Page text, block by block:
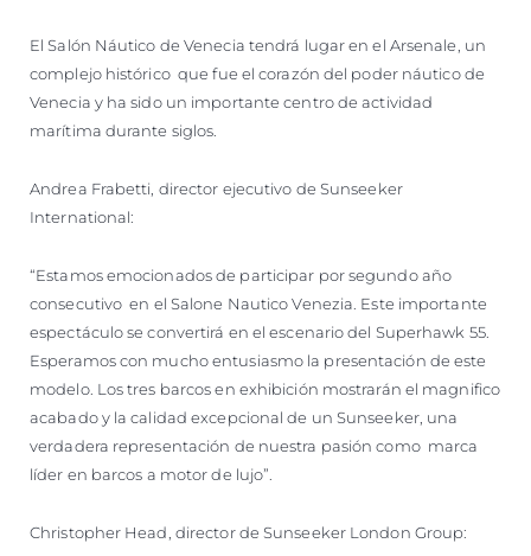
El Salón Náutico de Venecia tendrá lugar en el Arsenale, un
complejo histórico que fue el corazón del poder náutico de
Venecia y ha sido un importante centro de actividad
marítima durante siglos.
Andrea Frabetti, director ejecutivo de Sunseeker
International:
“Estamos emocionados de participar por segundo año
consecutivo en el Salone Nautico Venezia. Este importante
espectáculo se convertirá en el escenario del Superhawk 55.
Esperamos con mucho entusiasmo la presentación de este
modelo. Los tres barcos en exhibición mostrarán el magnifico
acabado y la calidad excepcional de un Sunseeker, una
verdadera representación de nuestra pasión como marca
líder en barcos a motor de lujo”.
Christopher Head, director de Sunseeker London Group: